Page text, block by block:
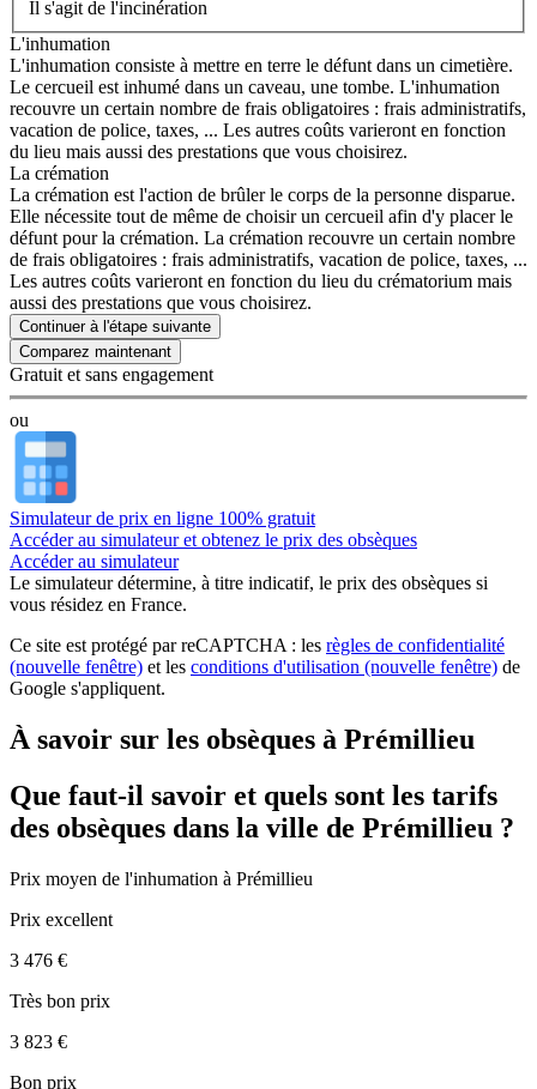
Il s'agit de l'incinération
L'inhumation
L'inhumation consiste à mettre en terre le défunt dans un cimetière.
Le cercueil est inhumé dans un caveau, une tombe. L'inhumation
recouvre un certain nombre de frais obligatoires : frais administratifs,
vacation de police, taxes, ... Les autres coûts varieront en fonction
du lieu mais aussi des prestations que vous choisirez.
La crémation
La crémation est l'action de brûler le corps de la personne disparue.
Elle nécessite tout de même de choisir un cercueil afin d'y placer le
défunt pour la crémation. La crémation recouvre un certain nombre
de frais obligatoires : frais administratifs, vacation de police, taxes, ...
Les autres coûts varieront en fonction du lieu du crématorium mais
aussi des prestations que vous choisirez.
Continuer à l'étape suivante
Gratuit et sans engagement
ou
Simulateur de prix en ligne 100% gratuit
Accéder au simulateur et obtenez le prix des obsèques
Accéder au simulateur
Le simulateurdétermine, à titre indicatif, le prix des obsèques si
vous résidez en France.
Ce site est protégé par reCAPTCHA : les règles de confidentialité
(nouvelle fenêtre) et les conditions d'utilisation (nouvelle fenêtre) de
Google s'appliquent.
À savoir sur les obsèques à Prémillieu
Que faut-il savoir et quels sont les tarifs
des obsèques dans la ville de Prémillieu ?
Prix moyen de l'inhumation à Prémillieu
Prix excellent
3 476 €
Très bon prix
3 823 €
Bon prix